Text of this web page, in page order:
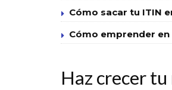
Cómo sacar tu ITIN
Cómo emprender
Haz crecer